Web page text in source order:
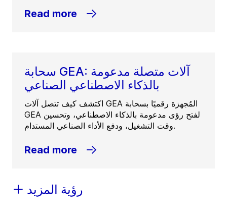
Read more
سحابة GEA: آلات متصلة مدعومة
بالذكاء الاصطناعي الصناعي
اكتشف كيف تتصل آلات GEA المُجهزة رقميًا بسحابة
GEA لفتح رؤى مدعومة بالذكاء الاصطناعي، وتحسين
وقت التشغيل، ودفع الأداء الصناعي المستدام.
Read more
رؤية المزيد